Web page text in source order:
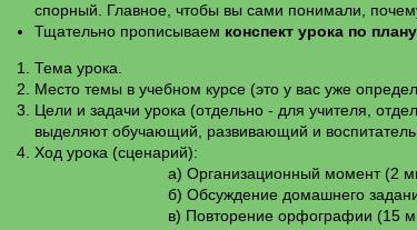
спорный. Главное, чтобы вы сами понимали,
Тщательно прописываем конспект урока по плану
Тема урока.
Место темы в учебном курсе (это у вас уже
Цели и задачи урока (отдельно - для учителя,
выделяют обучающий, развивающий и
Ход урока (сценарий):
а) Организационный момент (2
б) Обсуждение домашнего
в) Повторение орфографии (15